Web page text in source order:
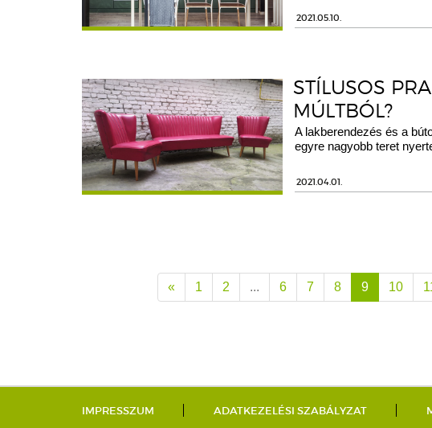
2021.05.10.
STÍLUSOS
MÚLTBÓL?
A lakberendezés és a
egyre nagyobb teret
2021.04.01.
« 1 2 ... 6 7 8 9 10
IMPRESSZUM ADATKEZELÉSI SZABÁLYZAT